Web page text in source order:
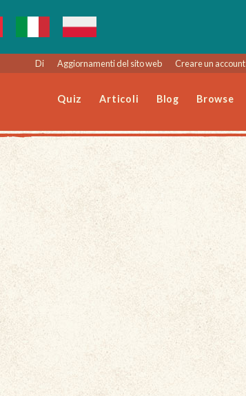
Di Aggiornamenti del sito web Creare un account
Quiz Articoli Blog Browse